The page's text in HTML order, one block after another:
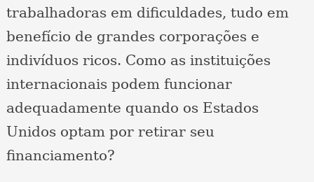
trabalhadoras em dificuldades, tudo em
benefício de grandes corporações e
indivíduos ricos. Como as instituições
internacionais podem funcionar
adequadamente quando os Estados
Unidos optam por retirar seu
financiamento?